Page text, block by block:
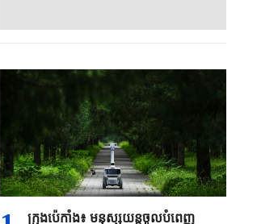
ក្រុងប៉េកាំង​៖ មនុស្សយន្ត​ចូលបំពេញ​